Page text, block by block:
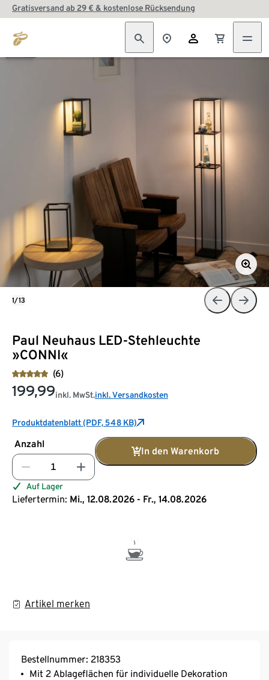
Gratisversand ab 29 € & kostenlose Rücksendung
Paul Neuhaus LED-Stehleuchte
»CONNI«
(6)
199,99inkl. MwSt.inkl. Versandkosten
Produktdatenblatt (PDF, 548 KB)
Anzahl
In den Warenkorb
Auf Lager
Liefertermin: Mi., 12.08.2026 - Fr., 14.08.2026
Artikel merken
1/13
Bestellnummer: 218353
Mit 2 Ablageflächen für individuelle Dekoration